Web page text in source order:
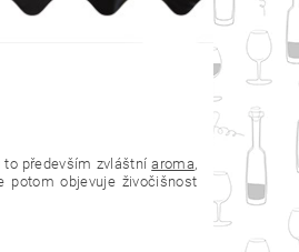
to především zvláštníaroma,
potom objevuje živočišnost